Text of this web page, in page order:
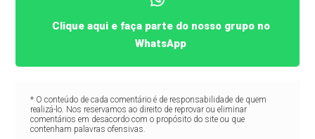
Clique aqui e faça parte do nosso grupo no
WhatsApp
* O conteúdo de cada comentário é de responsabilidade de quem
realizá-lo. Nos reservamos ao direito de reprovar ou eliminar
comentários em desacordo com o propósito do site ou que
contenham palavras ofensivas.